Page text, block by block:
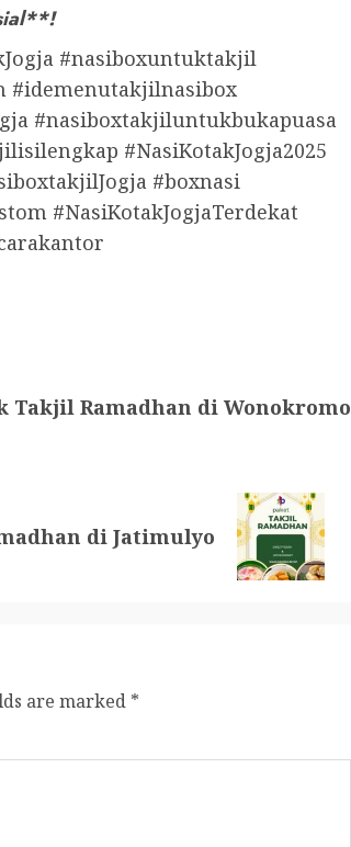
#nasiboxuntuktakjil
#idemenutakjilnasibox
#nasiboxtakjiluntukbukapuasa
#NasiKotakJogja2025
#boxnasi
#NasiKotakJogjaTerdekat
Takjil Ramadhan di Wonokromo
di Jatimulyo
are marked *